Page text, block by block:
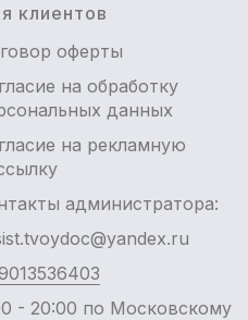
клиентов
оферты
на обработку
данных
на рекламную
администратора:
- 20:00 по Московскому